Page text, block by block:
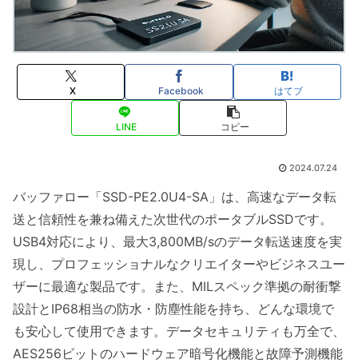
X Facebook はてブ
LINE コピー
2024.07.24
バッファロー「SSD-PE2.0U4-SA」は、高速なデータ転
送と信頼性を兼ね備えた次世代のポータブルSSDです。
USB4対応により、最大3,800MB/sのデータ転送速度を実
現し、プロフェッショナルなクリエイターやビジネスユー
ザーに最適な製品です。また、MILスペック準拠の耐衝撃
設計とIP68相当の防水・防塵性能を持ち、どんな環境で
も安心して使用できます。データセキュリティも万全で、
AES256ビットのハードウェア暗号化機能と故障予測機能